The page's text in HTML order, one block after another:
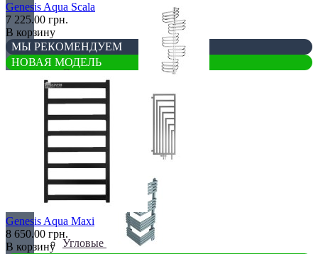
Оригинальные
Угловые
Genesis Aqua Scala
7 225.00 грн.
В корзину
МЫ РЕКОМЕНДУЕМ
НОВАЯ МОДЕЛЬ
Genesis Aqua Maxi
8 650.00 грн.
В корзину